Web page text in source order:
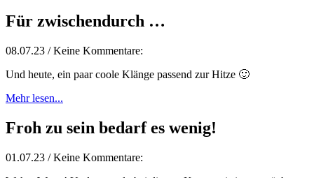
Für zwischendurch …
08.07.23 / Keine Kommentare:
Und heute, ein paar coole Klänge passend zur Hitze 🙂
Mehr lesen...
Froh zu sein bedarf es wenig!
01.07.23 / Keine Kommentare: